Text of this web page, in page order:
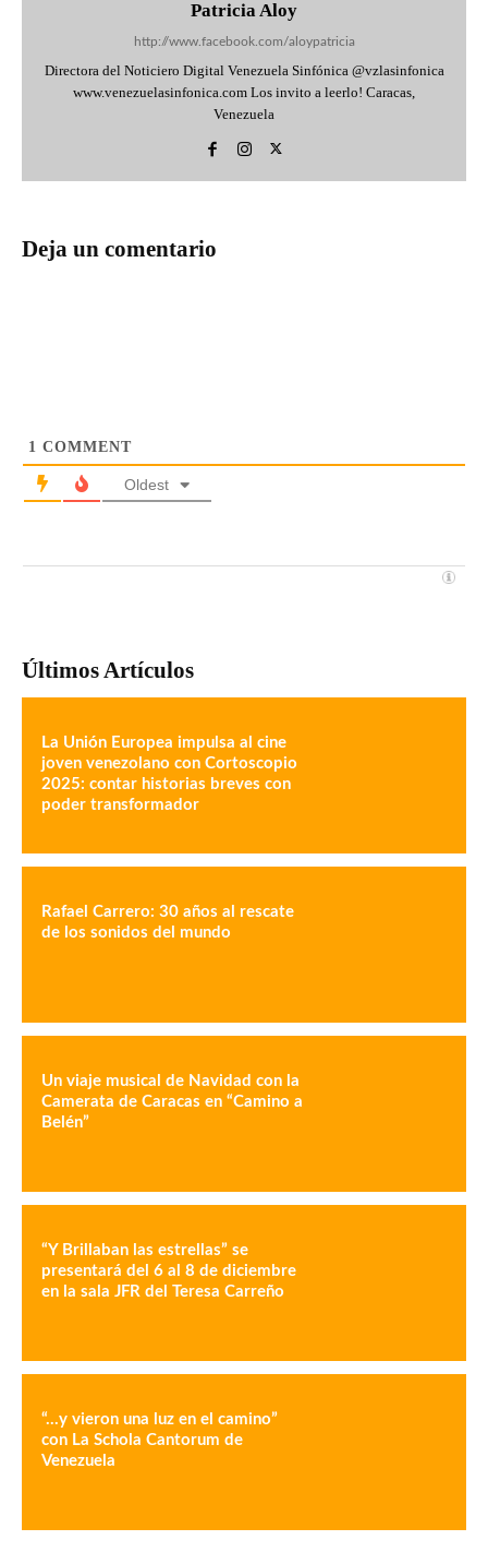
Patricia Aloy
http://www.facebook.com/aloypatricia
Directora del Noticiero Digital Venezuela Sinfónica @vzlasinfonica
www.venezuelasinfonica.com Los invito a leerlo! Caracas,
Venezuela
Deja un comentario
1 COMMENT
Oldest
Últimos Artículos
La Unión Europea impulsa al cine
joven venezolano con Cortoscopio
2025: contar historias breves con
poder transformador
Rafael Carrero: 30 años al rescate
de los sonidos del mundo
Un viaje musical de Navidad con la
Camerata de Caracas en “Camino a
Belén”
“Y Brillaban las estrellas” se
presentará del 6 al 8 de diciembre
en la sala JFR del Teresa Carreño
“…y vieron una luz en el camino”
con La Schola Cantorum de
Venezuela